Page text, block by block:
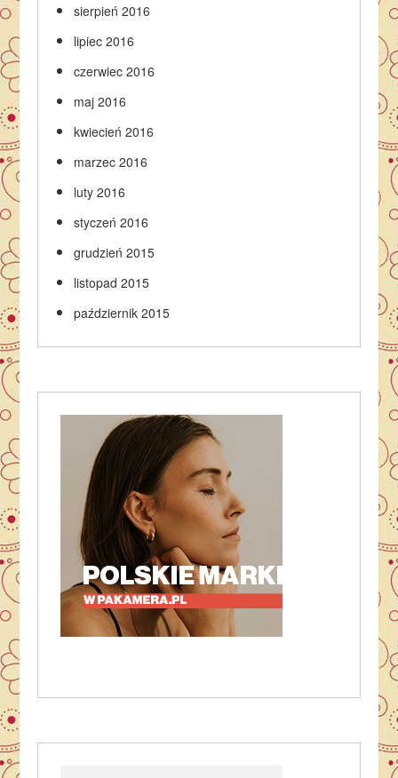
sierpień 2016
lipiec 2016
czerwiec 2016
maj 2016
kwiecień 2016
marzec 2016
luty 2016
styczeń 2016
grudzień 2015
listopad 2015
październik 2015